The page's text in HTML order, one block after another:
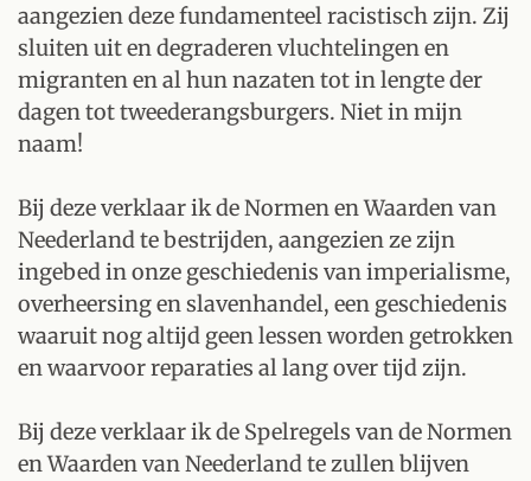
aangezien deze fundamenteel racistisch zijn. Zij
sluiten uit en degraderen vluchtelingen en
migranten en al hun nazaten tot in lengte der
dagen tot tweederangsburgers. Niet in mijn
naam!
Bij deze verklaar ik de Normen en Waarden van
Neederland te bestrijden, aangezien ze zijn
ingebed in onze geschiedenis van imperialisme,
overheersing en slavenhandel, een geschiedenis
waaruit nog altijd geen lessen worden getrokken
en waarvoor reparaties al lang over tijd zijn.
Bij deze verklaar ik de Spelregels van de Normen
en Waarden van Neederland te zullen blijven